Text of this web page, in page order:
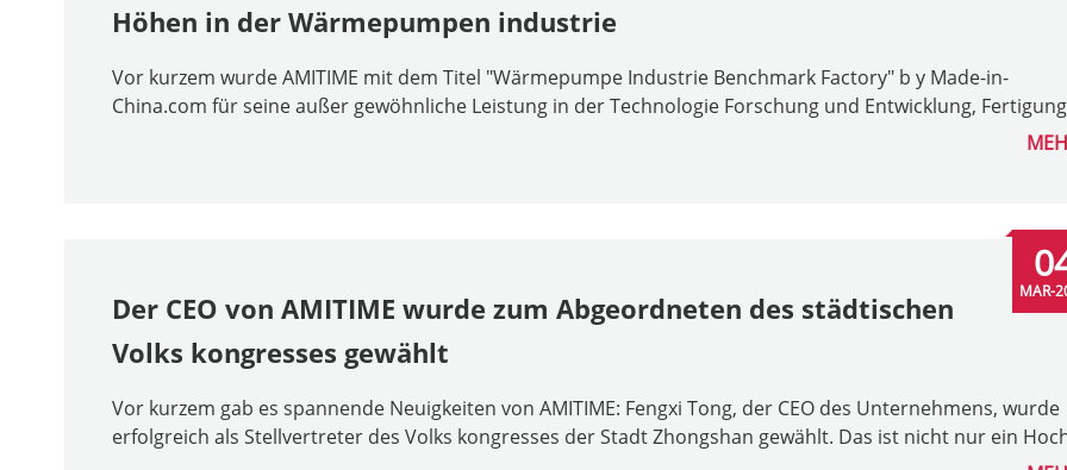
Höhen in der Wärmepumpen industrie
Vor kurzem wurde AMITIME mit dem Titel "Wärmepumpe Industrie Benchmark Factory" b y Made-in-
China.com für seine außer gewöhnliche Leistung in der Technologie Forschung und Entwicklung,
Der CEO von AMITIME wurde zum Abgeordneten des städtischen
Volks kongresses gewählt
Vor kurzem gab es spannende Neuigkeiten von AMITIME: Fengxi Tong, der CEO des Unternehmens, wurde
erfolgreich als Stellvertreter des Volks kongresses der Stadt Zhongshan gewählt. Das ist nicht nur ein
MAR-